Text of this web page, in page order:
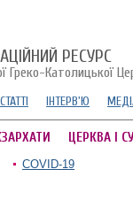
РЕСУРС
Греко-Католицької
СТАТТІ ІНТЕРВ'Ю
ЦЕРКВА І
COVID-19